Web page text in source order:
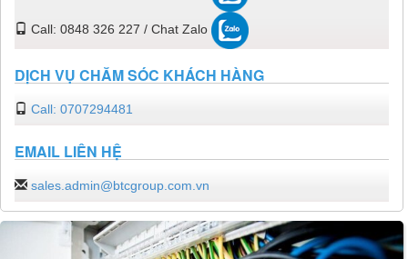
Call: 0848 326 227 / Chat Zalo
DỊCH VỤ CHĂM SÓC KHÁCH HÀNG
Call: 0707294481
EMAIL LIÊN HỆ
sales.admin@btcgroup.com.vn